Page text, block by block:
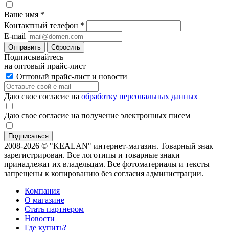
Ваше имя *
Контактный телефон *
E-mail
Отправить Сбросить
Подписывайтесь
на оптовый прайс-лист
Оптовый прайс-лист и новости
Даю свое согласие на обработку персональных данных
Даю свое согласие на получение электронных писем
2008-2026 © "KEALAN" интернет-магазин. Товарный знак
зарегистрирован. Все логотипы и товарные знаки
принадлежат их владельцам. Все фотоматериалы и тексты
запрещены к копированию без согласия администрации.
Компания
О магазине
Стать партнером
Новости
Где купить?